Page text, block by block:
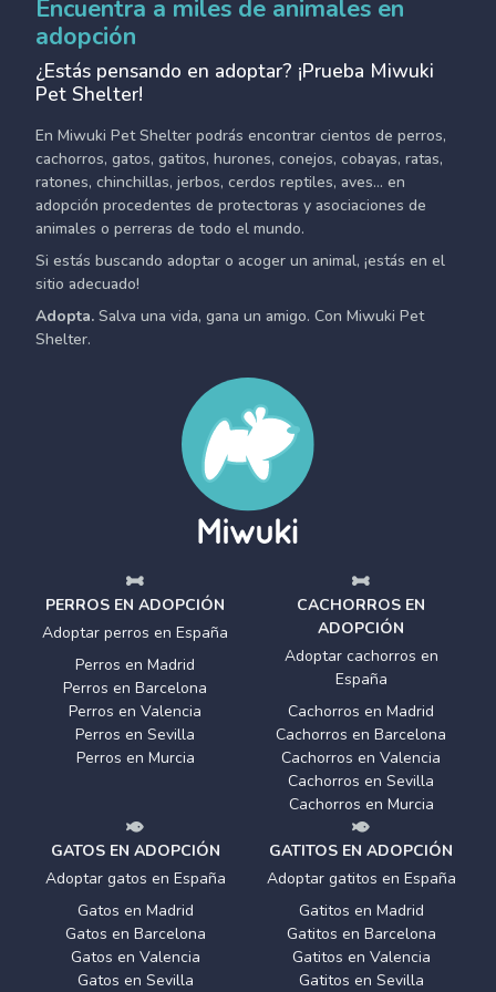
Encuentra a miles de animales en
adopción
¿Estás pensando en adoptar? ¡Prueba Miwuki
Pet Shelter!
En Miwuki Pet Shelter podrás encontrar cientos de perros,
cachorros, gatos, gatitos, hurones, conejos, cobayas, ratas,
ratones, chinchillas, jerbos, cerdos reptiles, aves... en
adopción procedentes de protectoras y asociaciones de
animales o perreras de todo el mundo.
Si estás buscando adoptar o acoger un animal, ¡estás en el
sitio adecuado!
Adopta. Salva una vida, gana un amigo. Con Miwuki Pet
Shelter.
PERROS EN ADOPCIÓN
Adoptar perros en España
Perros en Madrid
Perros en Barcelona
Perros en Valencia
Perros en Sevilla
Perros en Murcia
CACHORROS EN
ADOPCIÓN
Adoptar cachorros en
España
Cachorros en Madrid
Cachorros en Barcelona
Cachorros en Valencia
Cachorros en Sevilla
Cachorros en Murcia
GATOS EN ADOPCIÓN
Adoptar gatos en España
Gatos en Madrid
Gatos en Barcelona
Gatos en Valencia
Gatos en Sevilla
GATITOS EN ADOPCIÓN
Adoptar gatitos en España
Gatitos en Madrid
Gatitos en Barcelona
Gatitos en Valencia
Gatitos en Sevilla